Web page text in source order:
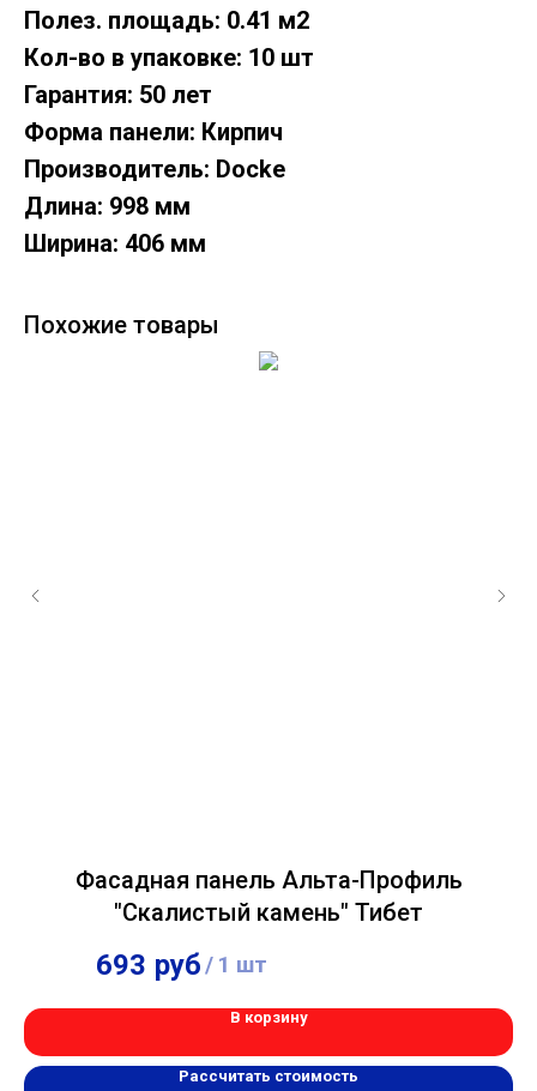
Полез. площадь: 0.41 м2
Кол-во в упаковке: 10 шт
Гарантия: 50 лет
Форма панели: Кирпич
Производитель: Docke
Длина: 998 мм
Ширина: 406 мм
Похожие товары
Фасадная панель Альта-Профиль
"Скалистый камень" Тибет
693 руб/ 1 шт
В корзину
Рассчитать стоимость